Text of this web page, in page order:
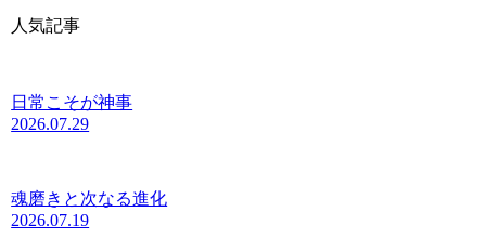
人気記事
日常こそが神事
2026.07.29
魂磨きと次なる進化
2026.07.19